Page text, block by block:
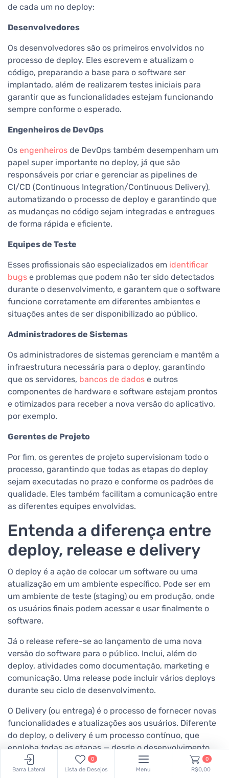
de cada um no deploy:
Desenvolvedores
Os desenvolvedores são os primeiros envolvidos no
processo de deploy. Eles escrevem e atualizam o
código, preparando a base para o software ser
implantado, além de realizarem testes iniciais para
garantir que as funcionalidades estejam funcionando
sempre conforme o esperado.
Engenheiros de DevOps
Os engenheiros de DevOps também desempenham um
papel super importante no deploy, já que são
responsáveis por criar e gerenciar as pipelines de
CI/CD (Continuous Integration/Continuous Delivery),
automatizando o processo de deploy e garantindo que
as mudanças no código sejam integradas e entregues
de forma rápida e eficiente.
Equipes de Teste
Esses profissionais são especializados em identificar
bugs e problemas que podem não ter sido detectados
durante o desenvolvimento, e garantem que o software
funcione corretamente em diferentes ambientes e
situações antes de ser disponibilizado ao público.
Administradores de Sistemas
Os administradores de sistemas gerenciam e mantêm a
infraestrutura necessária para o deploy, garantindo
que os servidores, bancos de dados e outros
componentes de hardware e software estejam prontos
e otimizados para receber a nova versão do aplicativo,
por exemplo.
Gerentes de Projeto
Por fim, os gerentes de projeto supervisionam todo o
processo, garantindo que todas as etapas do deploy
sejam executadas no prazo e conforme os padrões de
qualidade. Eles também facilitam a comunicação entre
as diferentes equipes envolvidas.
Entenda a diferença entre
deploy, release e delivery
O deploy é a ação de colocar um software ou uma
atualização em um ambiente específico. Pode ser em
um ambiente de teste (staging) ou em produção, onde
os usuários finais podem acessar e usar finalmente o
software.
Já o release refere-se ao lançamento de uma nova
versão do software para o público. Inclui, além do
deploy, atividades como documentação, marketing e
comunicação. Uma release pode incluir vários deploys
durante seu ciclo de desenvolvimento.
O Delivery (ou entrega) é o processo de fornecer novas
funcionalidades e atualizações aos usuários. Diferente
do deploy, o delivery é um processo contínuo, que
engloba todas as etapas — desde o desenvolvimento
até a entrega do produto final ao usuário.
Barra Lateral
0
Lista de Desejos Menu
0
R$0,00